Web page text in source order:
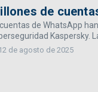
de
de WhatsApp
Kaspersky.
de agosto de 2025